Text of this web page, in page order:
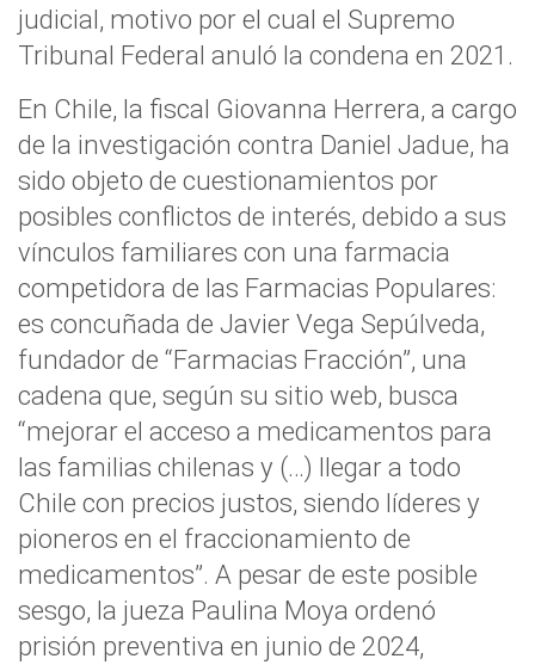
judicial, motivo por el cual el Supremo
Tribunal Federal anuló la condena en 2021.
En Chile, la fiscal Giovanna Herrera, a cargo
de la investigación contra Daniel Jadue, ha
sido objeto de cuestionamientos por
posibles conflictos de interés, debido a sus
vínculos familiares con una farmacia
competidora de las Farmacias Populares:
es concuñada de Javier Vega Sepúlveda,
fundador de “Farmacias Fracción”, una
cadena que, según su sitio web, busca
“mejorar el acceso a medicamentos para
las familias chilenas y (…) llegar a todo
Chile con precios justos, siendo líderes y
pioneros en el fraccionamiento de
medicamentos”. A pesar de este posible
sesgo, la jueza Paulina Moya ordenó
prisión preventiva en junio de 2024,